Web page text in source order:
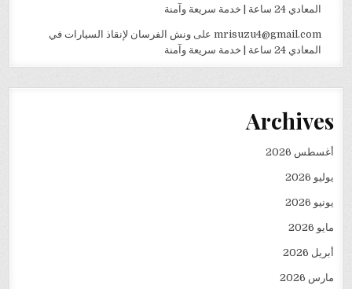
المعادي 24 ساعة | خدمة سريعة وآمنة
mrisuzu4@gmail.comعلى ونش الفرسان لإنقاذ السيارات في
المعادي 24 ساعة | خدمة سريعة وآمنة
Archives
أغسطس 2026
يوليو 2026
يونيو 2026
مايو 2026
أبريل 2026
مارس 2026